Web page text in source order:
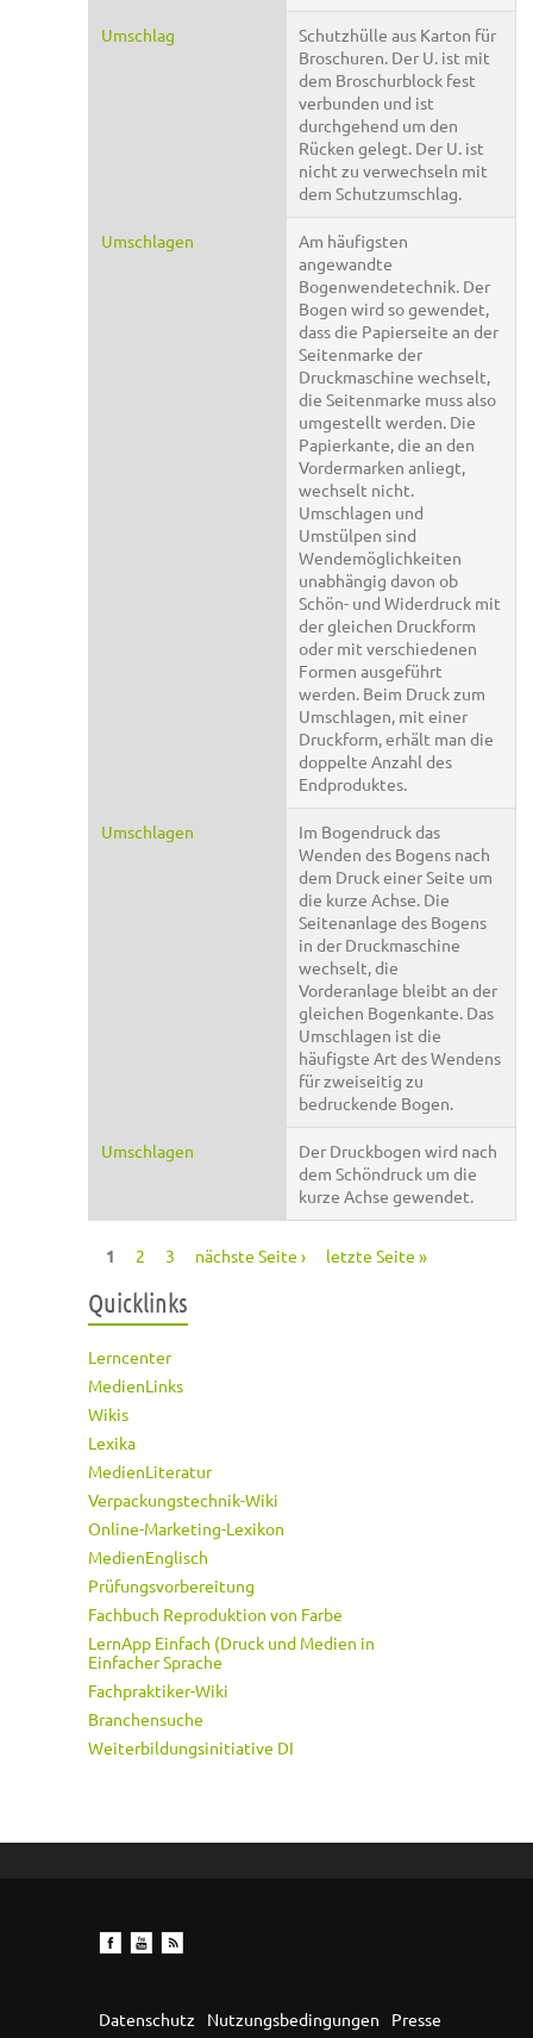
Umschlag
Schutzhülle aus Karton für
Broschuren. Der U. ist mit
dem Broschurblock fest
verbunden und ist
durchgehend um den
Rücken gelegt. Der U. ist
nicht zu verwechseln mit
dem Schutzumschlag.
Umschlagen
Am häufigsten
angewandte
Bogenwendetechnik. Der
Bogen wird so gewendet,
dass die Papierseite an der
Seitenmarke der
Druckmaschine wechselt,
die Seitenmarke muss also
umgestellt werden. Die
Papierkante, die an den
Vordermarken anliegt,
wechselt nicht.
Umschlagen und
Umstülpen sind
Wendemöglichkeiten
unabhängig davon ob
Schön- und Widerdruck mit
der gleichen Druckform
oder mit verschiedenen
Formen ausgeführt
werden. Beim Druck zum
Umschlagen, mit einer
Druckform, erhält man die
doppelte Anzahl des
Endproduktes.
Umschlagen
Im Bogendruck das
Wenden des Bogens nach
dem Druck einer Seite um
die kurze Achse. Die
Seitenanlage des Bogens
in der Druckmaschine
wechselt, die
Vorderanlage bleibt an der
gleichen Bogenkante. Das
Umschlagen ist die
häufigste Art des Wendens
für zweiseitig zu
bedruckende Bogen.
Umschlagen
Der Druckbogen wird nach
dem Schöndruck um die
kurze Achse gewendet.
1 2 3 nächste Seite › letzte Seite »
Quicklinks
Lerncenter
MedienLinks
Wikis
Lexika
MedienLiteratur
Verpackungstechnik-Wiki
Online-Marketing-Lexikon
MedienEnglisch
Prüfungsvorbereitung
Fachbuch Reproduktion von Farbe
LernApp Einfach (Druck und Medien in
Einfacher Sprache
Fachpraktiker-Wiki
Branchensuche
Weiterbildungsinitiative DI
Datenschutz Nutzungsbedingungen
Presse